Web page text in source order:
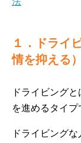
１．ドライ
情を抑える）
ドライビング
を進めるタイプ
ドライビング